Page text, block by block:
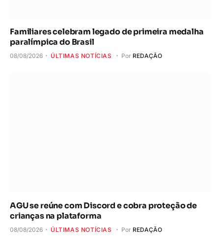
Familiares celebram legado de primeira medalha
paralímpica do Brasil
08/08/2026 ÚLTIMAS NOTÍCIAS Por REDAÇÃO
AGU se reúne com Discord e cobra proteção de
crianças na plataforma
08/08/2026 ÚLTIMAS NOTÍCIAS Por REDAÇÃO